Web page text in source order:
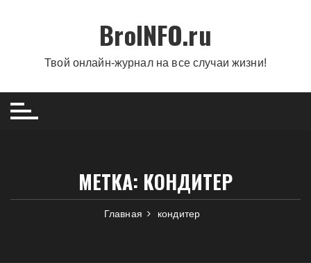
BroINFO.ru
Твой онлайн-журнал на все случаи жизни!
МЕТКА: КОНДИТЕР
Главная кондитер